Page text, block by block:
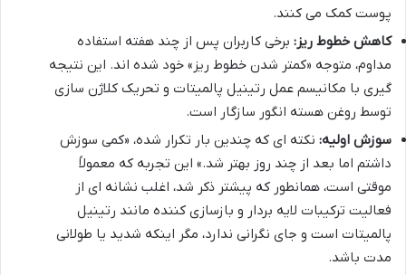
پوست کمک می کنند.
کاهش خطوط ریز: برخی کاربران پس از چند هفته استفاده
مداوم، متوجه «کمتر شدن خطوط ریز» خود شده اند. این نتیجه
گیری با مکانیسم عمل رتینیل پالمیتات و تحریک کلاژن سازی
توسط روغن هسته انگور سازگار است.
سوزش اولیه: نکته ای که چندین بار تکرار شده، «کمی سوزش
داشتم اما بعد از چند روز بهتر شد.» این تجربه که معمولاً
موقتی است، همانطور که پیشتر ذکر شد، اغلب نشانه ای از
فعالیت ترکیبات لایه بردار و بازسازی کننده مانند رتینیل
پالمیتات است و جای نگرانی ندارد، مگر اینکه شدید یا طولانی
مدت باشد.